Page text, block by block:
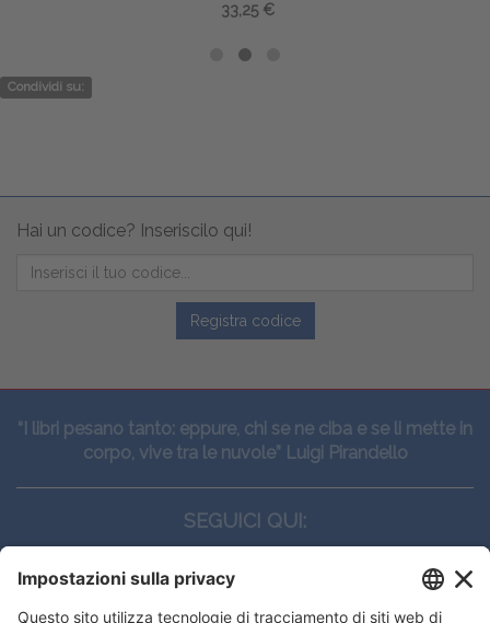
33,25 €
Condividi su:
Hai un codice? Inseriscilo qui!
Registra codice
“I libri pesano tanto: eppure, chi se ne ciba e se li mette in
corpo, vive tra le nuvole” Luigi Pirandello
SEGUICI QUI: